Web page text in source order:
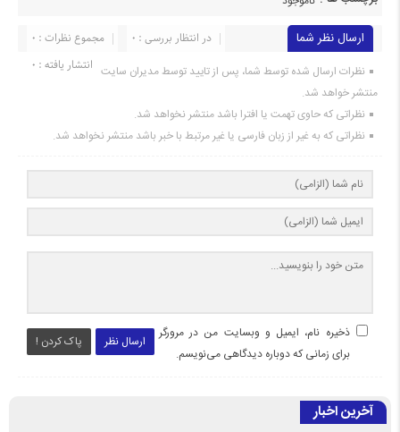
ارسال نظر شما مجموع نظرات : 0
در انتظار بررسی : 0
انتشار یافته : 0 نظرات ارسال شده توسط شما، پس از تایید توسط مدیران سایت
منتشر خواهد شد.
نظراتی که حاوی تهمت یا افترا باشد منتشر نخواهد شد.
نظراتی که به غیر از زبان فارسی یا غیر مرتبط با خبر باشد منتشر نخواهد شد.
ارسال نظر پاک کردن !
ذخیره نام، ایمیل و وبسایت من در مرورگر
برای زمانی که دوباره دیدگاهی می‌نویسم.
آخرین اخبار